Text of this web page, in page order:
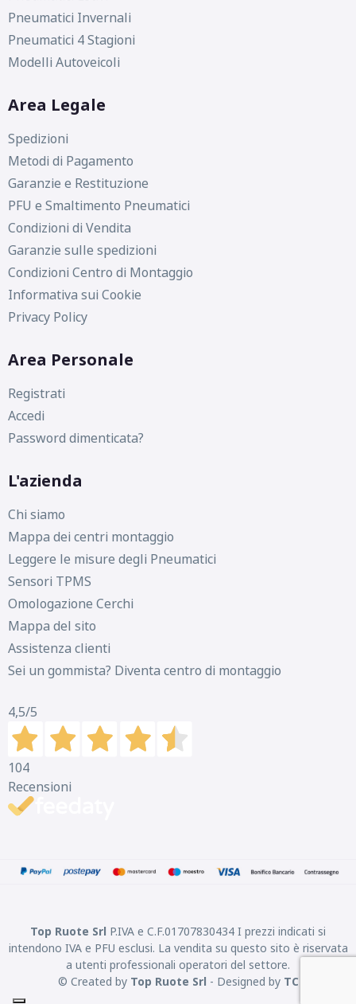
C
Pneumatici Invernali
Pneumatici 4 Stagioni
Modelli Autoveicoli
Area Legale
Spedizioni
Metodi di Pagamento
Garanzie e Restituzione
PFU e Smaltimento Pneumatici
Condizioni di Vendita
Garanzie sulle spedizioni
Condizioni Centro di Montaggio
Informativa sui Cookie
Privacy Policy
Area Personale
Registrati
Accedi
Password dimenticata?
L'azienda
Chi siamo
Mappa dei centri montaggio
Leggere le misure degli Pneumatici
Sensori TPMS
Omologazione Cerchi
Mappa del sito
Assistenza clienti
Sei un gommista? Diventa centro di montaggio
4,5/5
104
Recensioni
Top Ruote Srl P.IVA e C.F.01707830434 I prezzi indicati si
intendono IVA e PFU esclusi. La vendita su questo sito è riservata
a utenti professionali operatori del settore.
© Created by Top Ruote Srl - Designed by TC